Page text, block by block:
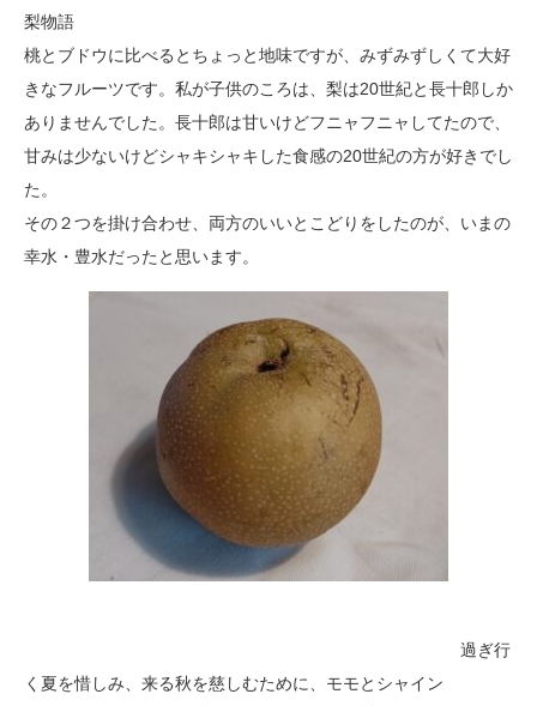
梨物語
桃とブドウに比べるとちょっと地味ですが、みずみずしくて大好
きなフルーツです。私が子供のころは、梨は20世紀と長十郎しか
ありませんでした。長十郎は甘いけどフニャフニャしてたので、
甘みは少ないけどシャキシャキした食感の20世紀の方が好きでし
た。
その２つを掛け合わせ、両方のいいとこどりをしたのが、いまの
幸水・豊水だったと思います。
過ぎ行
く夏を惜しみ、来る秋を慈しむために、モモとシャイン